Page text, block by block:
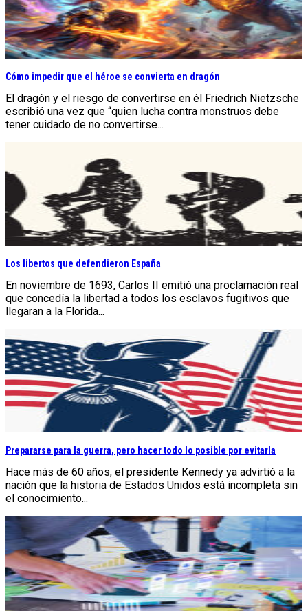
Cómo impedir que el héroe se convierta en dragón
El dragón y el riesgo de convertirse en él Friedrich Nietzsche
escribió una vez que “quien lucha contra monstruos debe
tener cuidado de no convertirse...
Los libertos que defendieron España
En noviembre de 1693, Carlos II emitió una proclamación real
que concedía la libertad a todos los esclavos fugitivos que
llegaran a la Florida...
Prepararse para la guerra, pero hacer todo lo posible por evitarla
Hace más de 60 años, el presidente Kennedy ya advirtió a la
nación que la historia de Estados Unidos está incompleta sin
el conocimiento...